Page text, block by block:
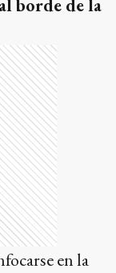
en la
fábricas
del Partido